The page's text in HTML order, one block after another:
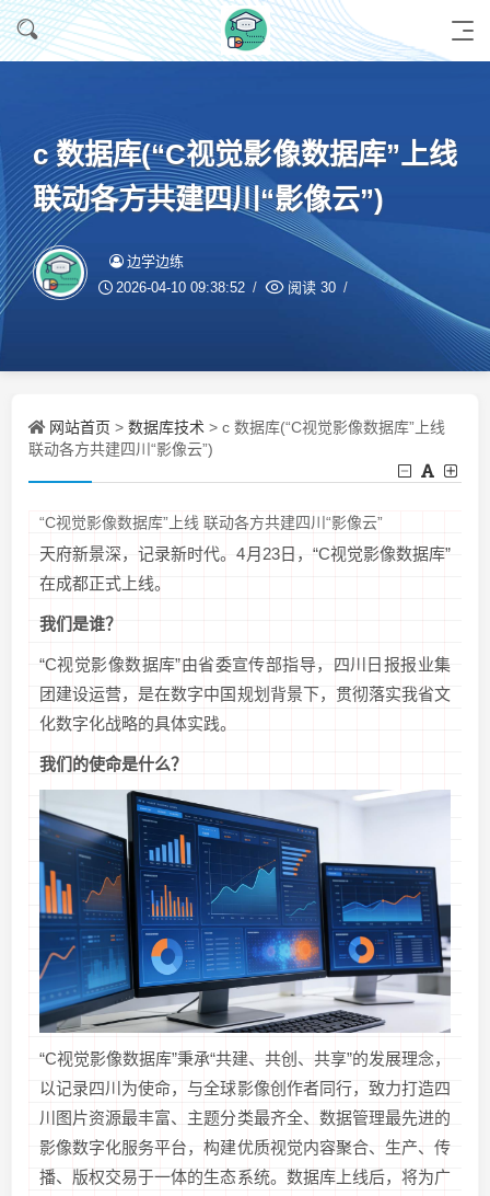
c 数据库(“C视觉影像数据库”上线
联动各方共建四川“影像云”)
边学边练
2026-04-10 09:38:52 阅读 30
网站首页 > 数据库技术 > c 数据库(“C视觉影像数据库”上线
联动各方共建四川“影像云”)
“C视觉影像数据库”上线 联动各方共建四川“影像云”
天府新景深，记录新时代。4月23日，“C视觉影像数据库”
在成都正式上线。
我们是谁？
“C视觉影像数据库”由省委宣传部指导，四川日报报业集
团建设运营，是在数字中国规划背景下，贯彻落实我省文
化数字化战略的具体实践。
我们的使命是什么？
“C视觉影像数据库”秉承“共建、共创、共享”的发展理念，
以记录四川为使命，与全球影像创作者同行，致力打造四
川图片资源最丰富、主题分类最齐全、数据管理最先进的
影像数字化服务平台，构建优质视觉内容聚合、生产、传
播、版权交易于一体的生态系统。数据库上线后，将为广